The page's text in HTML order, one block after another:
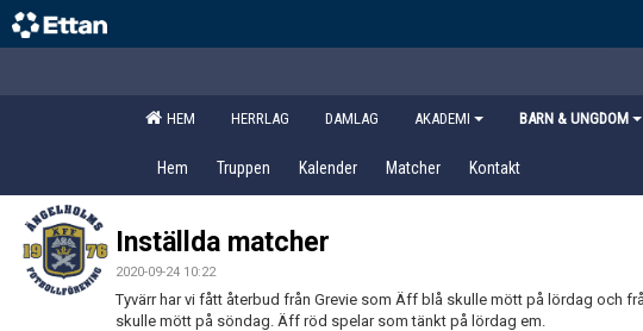
HEM HERRLAG DAMLAG AKADEMI BARN & UNGDOM
Hem Truppen Kalender Matcher Kontakt
Inställda matcher
2020-09-24 10:22
Tyvärr har vi fått återbud från Grevie som Äff blå skulle mött på lördag och
skulle mött på söndag. Äff röd spelar som tänkt på lördag em.